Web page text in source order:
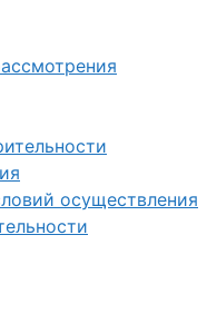
осуществления